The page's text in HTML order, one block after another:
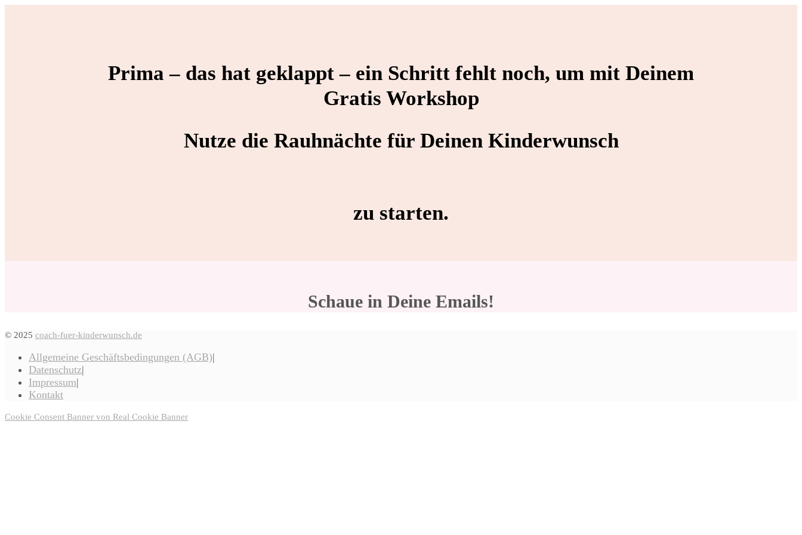
Prima – das hat geklappt – ein Schritt fehlt noch, um mit Deinem
Gratis Workshop
Nutze die Rauhnächte für Deinen Kinderwunsch
zu starten.
Schaue in Deine Emails!
© 2025 coach-fuer-kinderwunsch.de
Allgemeine Geschäftsbedingungen (AGB)
Datenschutz
Impressum
Kontakt
Cookie Consent Banner von Real Cookie Banner